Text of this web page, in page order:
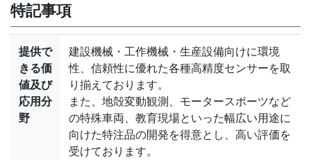
特記事項
提供で
きる価
値及び
応用分
野
建設機械・工作機械・生産設備向けに環境
性、信頼性に優れた各種高精度センサーを取
り揃えております。
また、地殻変動観測、モータースポーツなど
の特殊車両、教育現場といった幅広い用途に
向けた特注品の開発を得意とし、高い評価を
受けております。